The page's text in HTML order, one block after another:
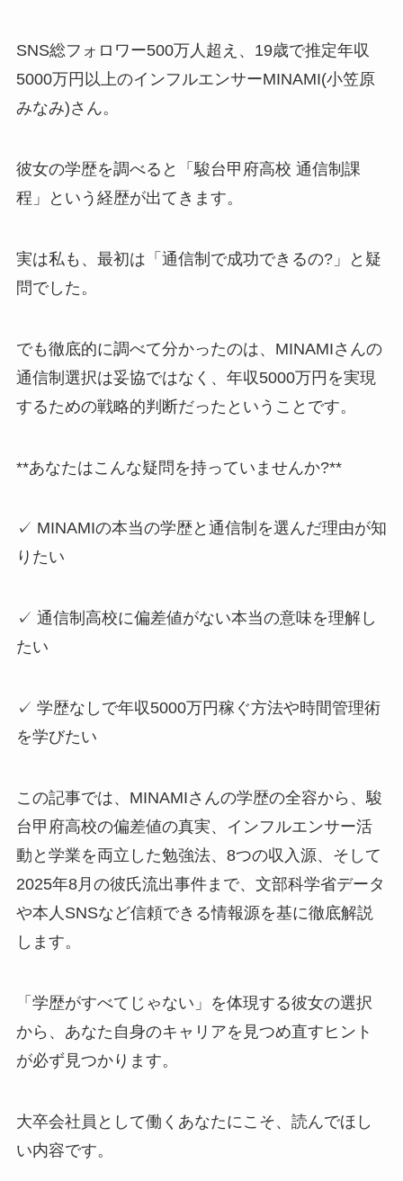
SNS総フォロワー500万人超え、19歳で推定年収
5000万円以上のインフルエンサーMINAMI(小笠原
みなみ)さん。
彼女の学歴を調べると「駿台甲府高校 通信制課
程」という経歴が出てきます。
実は私も、最初は「通信制で成功できるの?」と疑
問でした。
でも徹底的に調べて分かったのは、MINAMIさんの
通信制選択は妥協ではなく、年収5000万円を実現
するための戦略的判断だったということです。
**あなたはこんな疑問を持っていませんか?**
✓ MINAMIの本当の学歴と通信制を選んだ理由が知
りたい
✓ 通信制高校に偏差値がない本当の意味を理解し
たい
✓ 学歴なしで年収5000万円稼ぐ方法や時間管理術
を学びたい
この記事では、MINAMIさんの学歴の全容から、駿
台甲府高校の偏差値の真実、インフルエンサー活
動と学業を両立した勉強法、8つの収入源、そして
2025年8月の彼氏流出事件まで、文部科学省データ
や本人SNSなど信頼できる情報源を基に徹底解説
します。
「学歴がすべてじゃない」を体現する彼女の選択
から、あなた自身のキャリアを見つめ直すヒント
が必ず見つかります。
大卒会社員として働くあなたにこそ、読んでほし
い内容です。